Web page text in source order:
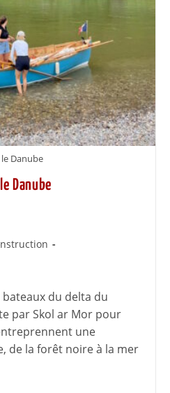
Danube
Danube
du delta du
par Skol ar Mor pour
une
de la forêt noire à la mer